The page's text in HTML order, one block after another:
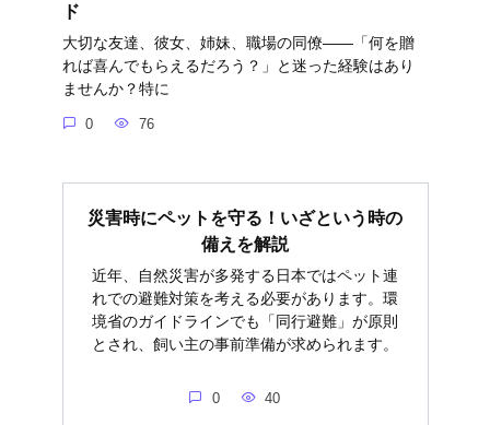
ド
大切な友達、彼女、姉妹、職場の同僚――「何を贈
れば喜んでもらえるだろう？」と迷った経験はあり
ませんか？特に
0 76
災害時にペットを守る！いざという時の
備えを解説
近年、自然災害が多発する日本ではペット連
れでの避難対策を考える必要があります。環
境省のガイドラインでも「同行避難」が原則
とされ、飼い主の事前準備が求められます。
0 40